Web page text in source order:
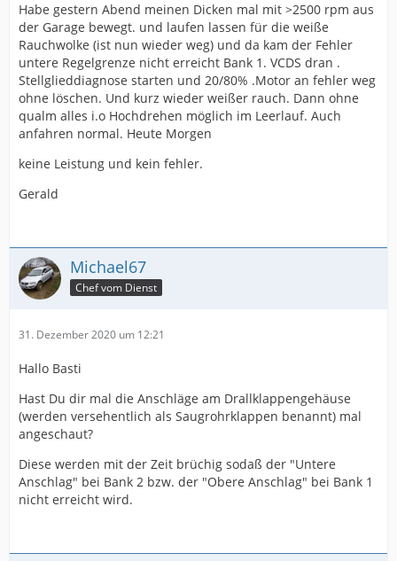
Habe gestern Abend meinen Dicken mal mit >2500 rpm aus
der Garage bewegt. und laufen lassen für die weiße
Rauchwolke (ist nun wieder weg) und da kam der Fehler
untere Regelgrenze nicht erreicht Bank 1. VCDS dran .
Stellglieddiagnose starten und 20/80% .Motor an fehler weg
ohne löschen. Und kurz wieder weißer rauch. Dann ohne
qualm alles i.o Hochdrehen möglich im Leerlauf. Auch
anfahren normal. Heute Morgen
keine Leistung und kein fehler.
Gerald
Michael67
Chef vom Dienst
31. Dezember 2020 um 12:21
Hallo Basti
Hast Du dir mal die Anschläge am Drallklappengehäuse
(werden versehentlich als Saugrohrklappen benannt) mal
angeschaut?
Diese werden mit der Zeit brüchig sodaß der "Untere
Anschlag" bei Bank 2 bzw. der "Obere Anschlag" bei Bank 1
nicht erreicht wird.